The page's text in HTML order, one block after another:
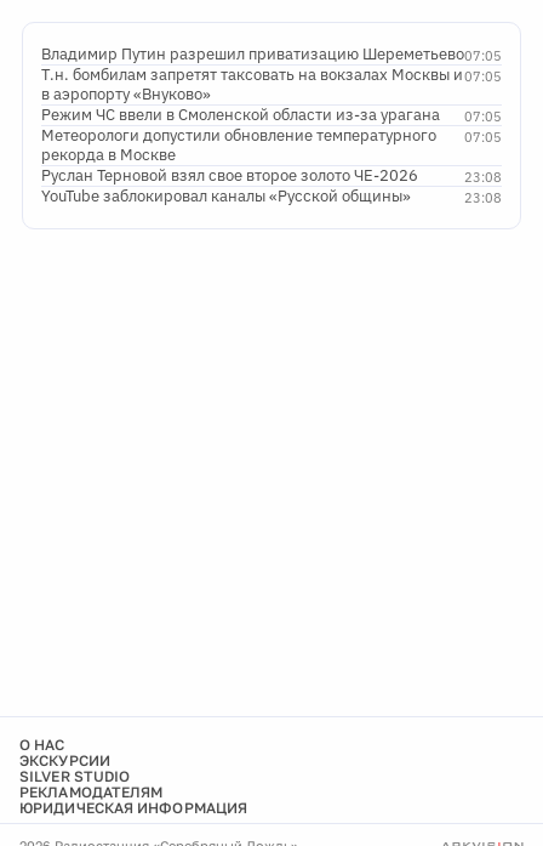
07:05
Владимир Путин разрешил приватизацию Шереметьево
07:05
Т.н. бомбилам запретят таксовать на вокзалах Москвы и
в аэропорту «Внуково»
07:05
Режим ЧС ввели в Смоленской области из-за урагана
07:05
Метеорологи допустили обновление температурного
рекорда в Москве
23:08
Руслан Терновой взял свое второе золото ЧЕ-2026
23:08
YouTube заблокировал каналы «Русской общины»
О НАС
ЭКСКУРСИИ
SILVER STUDIO
РЕКЛАМОДАТЕЛЯМ
ЮРИДИЧЕСКАЯ ИНФОРМАЦИЯ